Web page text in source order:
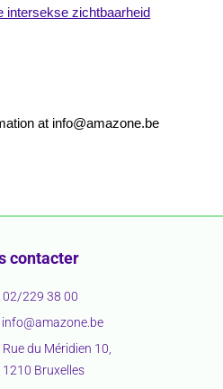
intersekse zichtbaarheid
at info@amazone.be
contacter
02/229 38 00
info@amazone.be
Rue du Méridien 10,
1210 Bruxelles